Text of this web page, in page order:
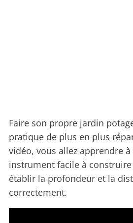
Faire son propre jardin
pratique de plus en plus
vidéo, vous allez apprendre
instrument facile à
établir la profondeur et la
correctement.